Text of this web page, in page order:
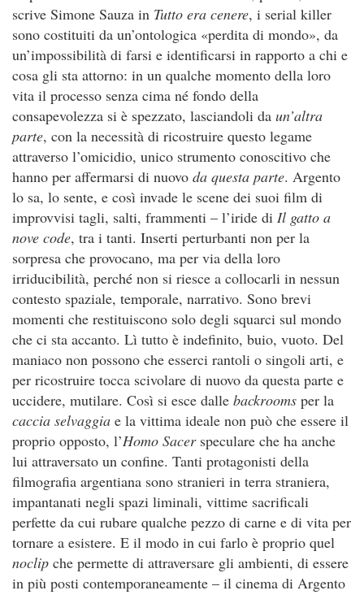
scrive Simone Sauza in Tutto era cenere, i serial killer
sono costituiti da un’ontologica «perdita di mondo», da
un’impossibilità di farsi e identificarsi in rapporto a chi e
cosa gli sta attorno: in un qualche momento della loro
vita il processo senza cima né fondo della
consapevolezza si è spezzato, lasciandoli da un’altra
parte, con la necessità di ricostruire questo legame
attraverso l’omicidio, unico strumento conoscitivo che
hanno per affermarsi di nuovo da questa parte. Argento
lo sa, lo sente, e così invade le scene dei suoi film di
improvvisi tagli, salti, frammenti – l’iride di Il gatto a
nove code, tra i tanti. Inserti perturbanti non per la
sorpresa che provocano, ma per via della loro
irriducibilità, perché non si riesce a collocarli in nessun
contesto spaziale, temporale, narrativo. Sono brevi
momenti che restituiscono solo degli squarci sul mondo
che ci sta accanto. Lì tutto è indefinito, buio, vuoto. Del
maniaco non possono che esserci rantoli o singoli arti, e
per ricostruire tocca scivolare di nuovo da questa parte e
uccidere, mutilare. Così si esce dalle backrooms per la
caccia selvaggia e la vittima ideale non può che essere il
proprio opposto, l’Homo Sacerspeculare che ha anche
lui attraversato un confine. Tanti protagonisti della
filmografia argentiana sono stranieri in terra straniera,
impantanati negli spazi liminali, vittime sacrificali
perfette da cui rubare qualche pezzo di carne e di vita per
tornare a esistere. E il modo in cui farlo è proprio quel
noclip che permette di attraversare gli ambienti, di essere
in più posti contemporaneamente – il cinema di Argento